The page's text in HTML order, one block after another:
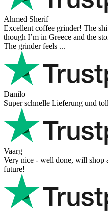
Ahmed Sherif
Excellent coffee grinder! The
though I’m in Greece and the
The grinder feels ...
Danilo
Super schnelle Lieferung und
Vaarg
Very nice - well done, will shop
future!